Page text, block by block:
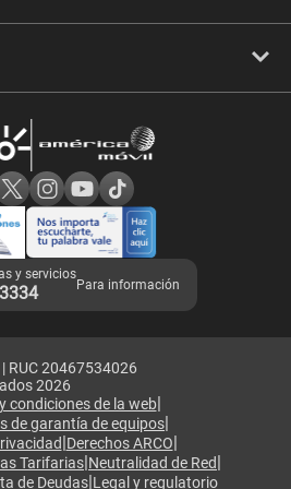
SE
Tienda Claro
y servicios
Para información
RUC 20467534026
2026
condiciones de la web|
de garantía de equipos|
|Derechos ARCO|
Tarifarias|Neutralidad de Red|
de Deudas|Legal y regulatorio